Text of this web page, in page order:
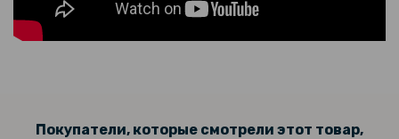
Покупатели, которые смотрели этот товар,